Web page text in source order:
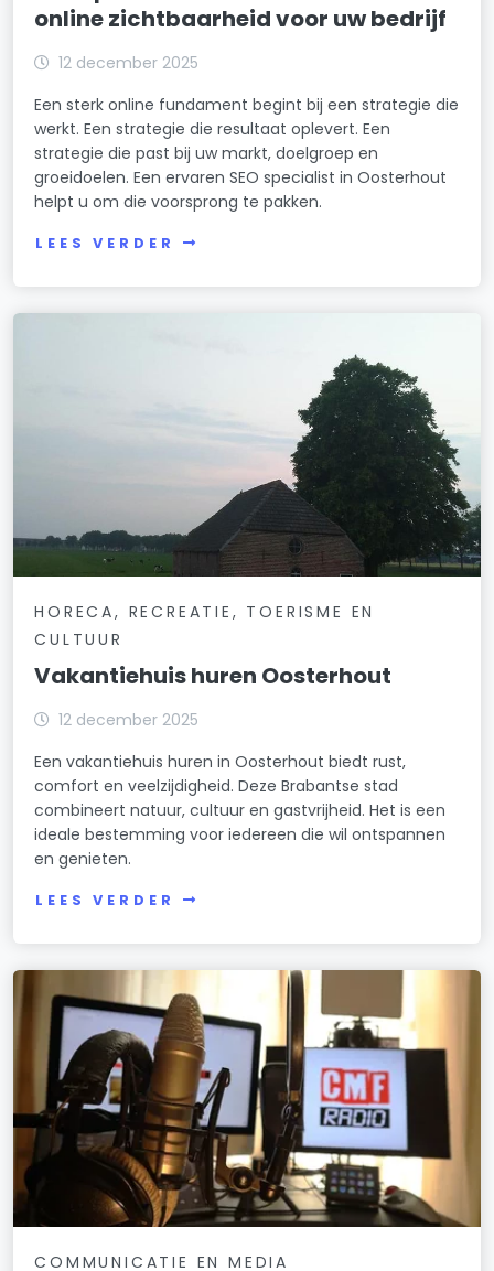
online zichtbaarheid voor uw bedrijf
12 december 2025
Een sterk online fundament begint bij een strategie die
werkt. Een strategie die resultaat oplevert. Een
strategie die past bij uw markt, doelgroep en
groeidoelen. Een ervaren SEO specialist in Oosterhout
helpt u om die voorsprong te pakken.
LEES VERDER
HORECA, RECREATIE, TOERISME EN
CULTUUR
Vakantiehuis huren Oosterhout
12 december 2025
Een vakantiehuis huren in Oosterhout biedt rust,
comfort en veelzijdigheid. Deze Brabantse stad
combineert natuur, cultuur en gastvrijheid. Het is een
ideale bestemming voor iedereen die wil ontspannen
en genieten.
LEES VERDER
COMMUNICATIE EN MEDIA